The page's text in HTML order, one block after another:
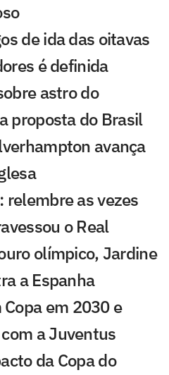
de ida das oitavas
é definida
astro do
proposta do Brasil
avança
relembre as vezes
o Real
olímpico, Jardine
a Espanha
em 2030 e
a Juventus
da Copa do